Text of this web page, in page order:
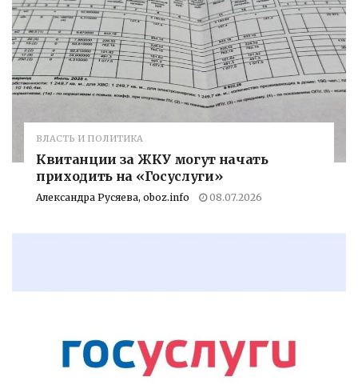
ВЛАСТЬ И ПОЛИТИКА
Квитанции за ЖКУ могут начать
приходить на «Госуслуги»
Александра Русяева, oboz.info 08.07.2026